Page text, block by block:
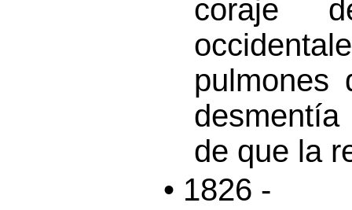
coraje
pulmones
de que la
• 1826 -